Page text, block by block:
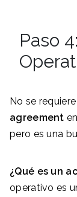
Paso
No se
agreement
pero es una
¿Qué es un
operativo es